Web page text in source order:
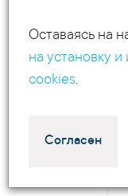
Опора ОС
Оставаясь на
на установку
cookies.
Согласен